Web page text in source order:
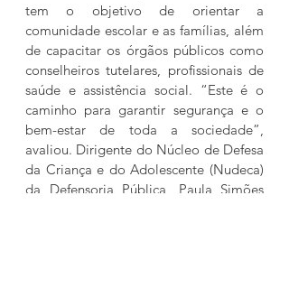
tem o objetivo de orientar a
comunidade escolar e as famílias, além
de capacitar os órgãos públicos como
conselheiros tutelares, profissionais de
saúde e assistência social. “Este é o
caminho para garantir segurança e o
bem-estar de toda a sociedade”,
avaliou. Dirigente do Núcleo de Defesa
da Criança e do Adolescente (Nudeca)
da Defensoria Pública, Paula Simões